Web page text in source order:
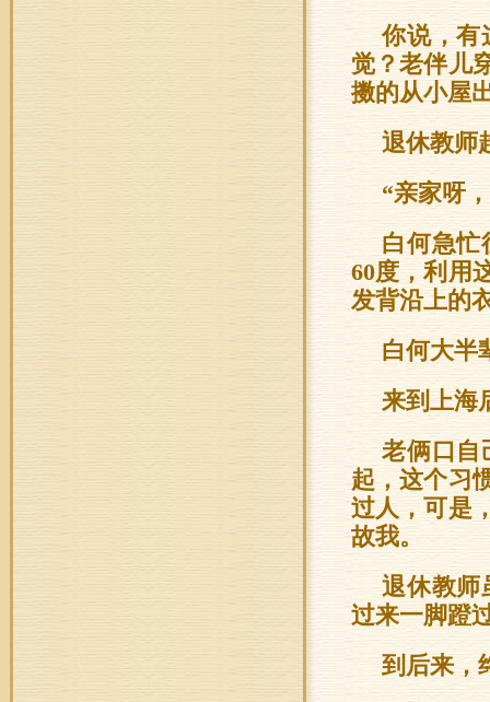
你说，有
觉？老伴儿
擞的从小屋
退休教师
“亲家呀
白何急忙
60度，利用
发背沿上的
白何大半
来到上海
老俩口自
起，这个习
过人，可是
故我。
退休教师
过来一脚蹬
到后来，